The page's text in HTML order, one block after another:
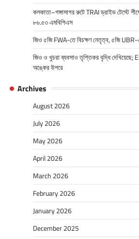
কলকাতা–গঙ্গাসাগর রুটে TRAI ড্রাইভ টেস্টে
৮৬.৫৩ এমবিপিএস
জিও ৫জি FWA-তে বিচক্ষণ নেতৃত্ব, ৫জি UBR-
জিও ও খুচরা ব্যবসাও তৃপ্তিকর বৃদ্ধি দেখিয়েছে;
অঙ্কের উপরে
Archives
August 2026
July 2026
May 2026
April 2026
March 2026
February 2026
January 2026
December 2025